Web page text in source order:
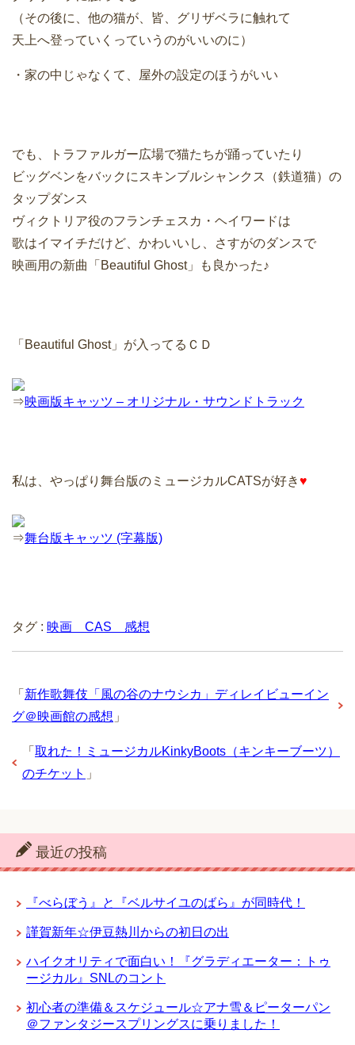
（その後に、他の猫が、皆、グリザベラに触れて
天上へ登っていくっていうのがいいのに）
・家の中じゃなくて、屋外の設定のほうがいい
でも、トラファルガー広場で猫たちが踊っていたり
ビッグベンをバックにスキンブルシャンクス（鉄道猫）の
タップダンス
ヴィクトリア役のフランチェスカ・ヘイワードは
歌はイマイチだけど、かわいいし、さすがのダンスで
映画用の新曲「Beautiful Ghost」も良かった♪
「Beautiful Ghost」が入ってるＣＤ
⇒映画版キャッツ – オリジナル・サウンドトラック
私は、やっぱり舞台版のミュージカルCATSが好き♥
⇒舞台版キャッツ (字幕版)
タグ : 映画 CAS 感想
「 新作歌舞伎「風の谷のナウシカ」ディレイビューイン
グ＠映画館の感想 」
「 取れた！ミュージカルKinkyBoots（キンキーブーツ）
のチケット 」
最近の投稿
『べらぼう』と『ベルサイユのばら』が同時代！
謹賀新年☆伊豆熱川からの初日の出
ハイクオリティで面白い！『グラディエーター：トゥ
ージカル』SNLのコント
初心者の準備＆スケジュール☆アナ雪＆ピーターパン
＠ファンタジースプリングスに乗りました！